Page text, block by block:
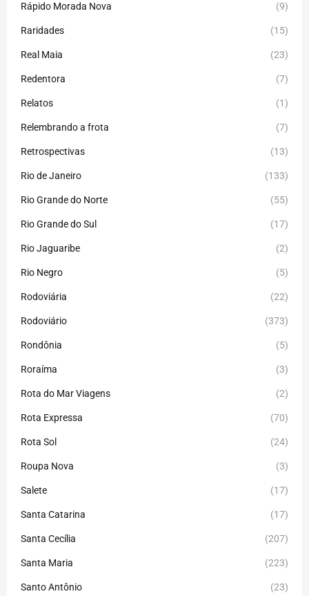
Rápido Morada Nova (9)
Raridades (15)
Real Maia (23)
Redentora (7)
Relatos (1)
Relembrando a frota (7)
Retrospectivas (13)
Rio de Janeiro (133)
Rio Grande do Norte (55)
Rio Grande do Sul (17)
Rio Jaguaribe (2)
Rio Negro (5)
Rodoviária (22)
Rodoviário (373)
Rondônia (5)
Roraíma (3)
Rota do Mar Viagens (2)
Rota Expressa (70)
Rota Sol (24)
Roupa Nova (3)
Salete (17)
Santa Catarina (17)
Santa Cecília (207)
Santa Maria (223)
Santo Antônio (23)